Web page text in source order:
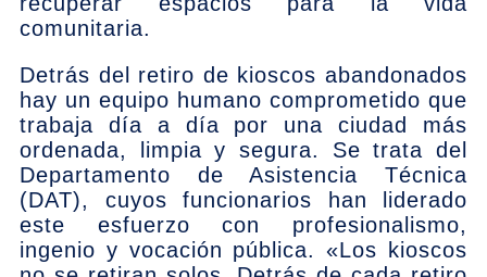
comunitaria.
Detrás del retiro de kioscos abandonados
hay un equipo humano comprometido que
trabaja día a día por una ciudad más
ordenada, limpia y segura. Se trata del
Departamento de Asistencia Técnica
(DAT), cuyos funcionarios han liderado
este esfuerzo con profesionalismo,
ingenio y vocación pública. «Los kioscos